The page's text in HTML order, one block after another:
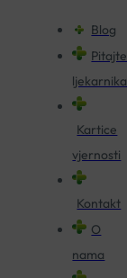
Blog
Pitajte
ljekarnika
Kartice
vjernosti
Kontakt
O
nama